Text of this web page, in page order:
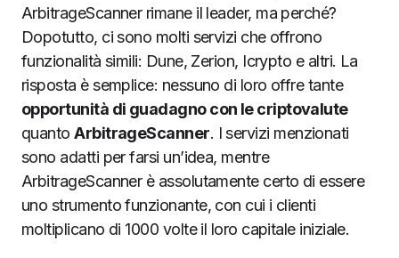
ArbitrageScanner rimane il leader, ma perché?
Dopotutto, ci sono molti servizi che offrono
funzionalità simili: Dune, Zerion, Icrypto e altri. La
risposta è semplice: nessuno di loro offre tante
opportunità di guadagno con le criptovalute
quantoArbitrageScanner. I servizi menzionati
sono adatti per farsi un’idea, mentre
ArbitrageScanner è assolutamente certo di essere
uno strumento funzionante, con cui i clienti
moltiplicano di 1000 volte il loro capitale iniziale.